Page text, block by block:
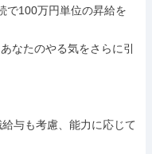
で100万円単位の昇給を
なたのやる気をさらに引
与も考慮、能力に応じて